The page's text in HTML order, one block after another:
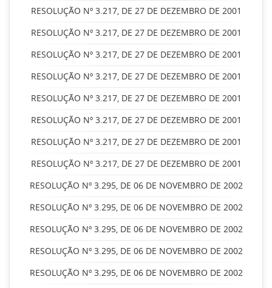
RESOLUÇÃO Nº 3.217, DE 27 DE DEZEMBRO DE 2001
RESOLUÇÃO Nº 3.217, DE 27 DE DEZEMBRO DE 2001
RESOLUÇÃO Nº 3.217, DE 27 DE DEZEMBRO DE 2001
RESOLUÇÃO Nº 3.217, DE 27 DE DEZEMBRO DE 2001
RESOLUÇÃO Nº 3.217, DE 27 DE DEZEMBRO DE 2001
RESOLUÇÃO Nº 3.217, DE 27 DE DEZEMBRO DE 2001
RESOLUÇÃO Nº 3.217, DE 27 DE DEZEMBRO DE 2001
RESOLUÇÃO Nº 3.217, DE 27 DE DEZEMBRO DE 2001
RESOLUÇÃO Nº 3.295, DE 06 DE NOVEMBRO DE 2002
RESOLUÇÃO Nº 3.295, DE 06 DE NOVEMBRO DE 2002
RESOLUÇÃO Nº 3.295, DE 06 DE NOVEMBRO DE 2002
RESOLUÇÃO Nº 3.295, DE 06 DE NOVEMBRO DE 2002
RESOLUÇÃO Nº 3.295, DE 06 DE NOVEMBRO DE 2002